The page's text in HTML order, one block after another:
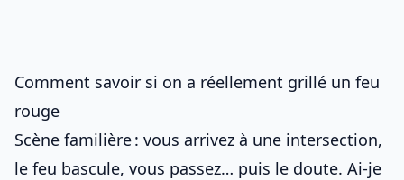
Comment savoir si on a réellement grillé un feu
rouge
Scène familière : vous arrivez à une intersection,
le feu bascule, vous passez… puis le doute. Ai-je